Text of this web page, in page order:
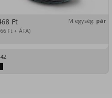
Ft
Ft + ÁFA)
M.egység: pár